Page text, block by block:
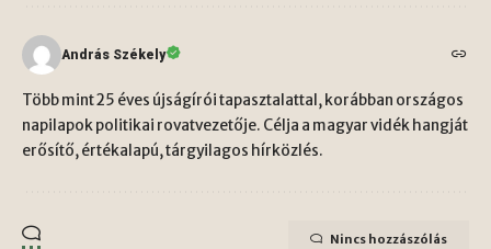
András Székely
Több mint 25 éves újságírói tapasztalattal, korábban országos
napilapok politikai rovatvezetője. Célja a magyar vidék hangját
erősítő, értékalapú, tárgyilagos hírközlés.
Nincs hozzászólás